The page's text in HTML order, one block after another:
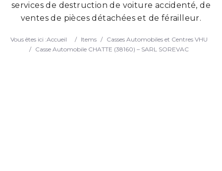
Search
services de destruction de voiture accidenté, de
ventes de pièces détachées et de férailleur.
Vous êtes ici :Accueil / Items / Casses Automobiles et Centres VHU
/ Casse Automobile CHATTE (38160) – SARL SOREVAC